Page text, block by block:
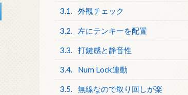
3.1. 外観チェック
3.2. 左にテンキーを配置
3.3. 打鍵感と静音性
3.4. Num Lock連動
3.5. 無線なので取り回しが楽